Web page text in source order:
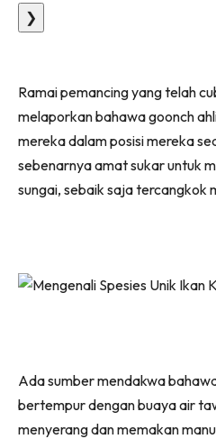
❯
Ramai pemancing yang telah
melaporkan bahawa goonch
mereka dalam posisi mereka
sebenarnya amat sukar untuk
sungai, sebaik saja tercangkok
Ada sumber mendakwa
bertempur dengan buaya air
menyerang dan memakan